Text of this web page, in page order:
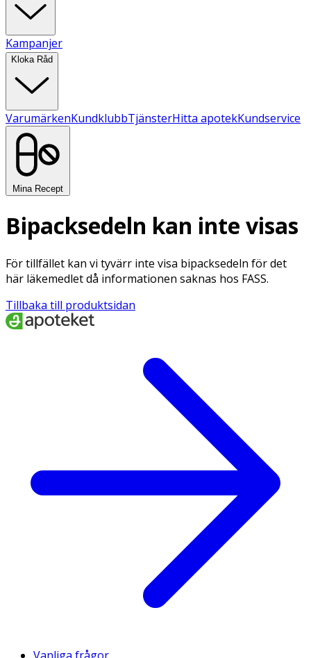
Kampanjer
Kloka Råd
VarumärkenKundklubbTjänsterHitta apotekKundservice
Mina Recept
Bipacksedeln kan inte visas
För tillfället kan vi tyvärr inte visa bipacksedeln för det
här läkemedlet då informationen saknas hos FASS.
Tillbaka till produktsidan